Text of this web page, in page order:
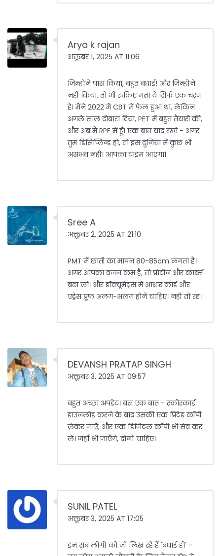
Arya k rajan
अक्तूबर 1, 2025 AT 11:06
जिन्होंने पास किया, बहुत बधाई! और जिन्होंने
नहीं किया, तो भी रुकिए मत। ये सिर्फ एक चरण
है। मैंने 2022 में CBT में फेल हुआ था, लेकिन
अगले साल दोबारा दिया, PET में बहुत तैयारी की,
और अब मैं RPF में हूँ। एक बात याद रखो - अगर
तुम डिसिप्लिन्ड हो, तो इस दुनिया में कुछ भी
असंभव नहीं। आपका टाइम आएगा।
Sree A
अक्तूबर 2, 2025 AT 21:10
PMT में छाती का मापन 80-85cm लगता है।
अगर आपका वजन कम है, तो प्रोटीन और कार्ब्स
बढ़ा लो। और डॉक्यूमेंट्स में आधार कार्ड और
एड्रेस प्रूफ अलग-अलग होने चाहिए। नहीं तो रद्द।
DEVANSH PRATAP SINGH
अक्तूबर 3, 2025 AT 09:57
बहुत अच्छा अपडेट। बस एक बात - स्कोरकार्ड
डाउनलोड करने के बाद उसकी एक प्रिंटेड कॉपी
लेकर जाएँ, और एक डिजिटल कॉपी भी सेव कर
लें। जहाँ भी जाएँगे, दोनों चाहिए।
SUNIL PATEL
अक्तूबर 3, 2025 AT 17:05
इन सब लोगों को जो लिख रहे हैं 'बधाई हो' -